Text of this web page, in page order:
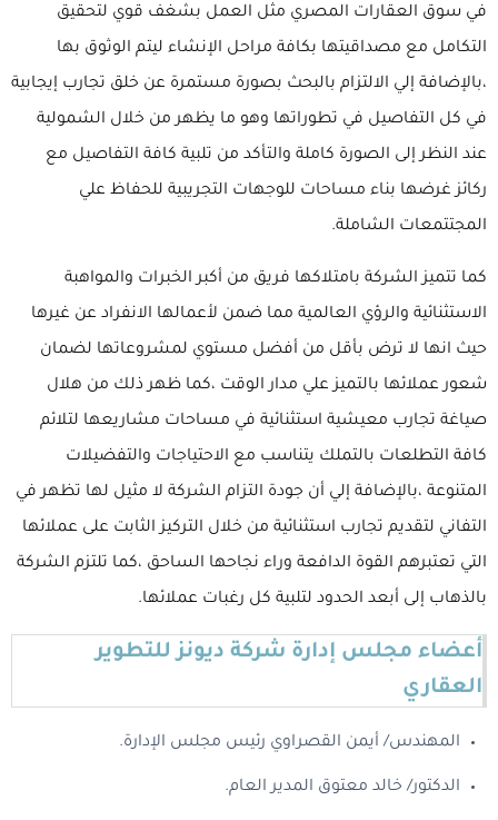
في سوق العقارات المصري مثل العمل بشغف قوي لتحقيق
التكامل مع مصداقيتها بكافة مراحل الإنشاء ليتم الوثوق بها
،بالإضافة إلي الالتزام بالبحث بصورة مستمرة عن خلق تجارب إيجابية
في كل التفاصيل في تطوراتها وهو ما يظهر من خلال الشمولية
عند النظر إلى الصورة كاملة والتأكد من تلبية كافة التفاصيل مع
ركائز غرضها بناء مساحات للوجهات التجريبية للحفاظ علي
المجتتمعات الشاملة.
كما تتميز الشركة بامتلاكها فريق من أكبر الخبرات والمواهبة
الاستثنائية والرؤي العالمية مما ضمن لأعمالها الانفراد عن غيرها
حيث انها لا ترض بأقل من أفضل مستوي لمشروعاتها لضمان
شعور عملائها بالتميز علي مدار الوقت ،كما ظهر ذلك من هلال
صياغة تجارب معيشية استثنائية في مساحات مشاريعها لتلائم
كافة التطلعات بالتملك يتناسب مع الاحتياجات والتفضيلات
المتنوعة ،بالإضافة إلي أن جودة التزام الشركة لا مثيل لها تظهر في
التفاني لتقديم تجارب استثنائية من خلال التركيز الثابت على عملائها
التي تعتبرهم القوة الدافعة وراء نجاحها الساحق ،كما تلتزم الشركة
بالذهاب إلى أبعد الحدود لتلبية كل رغبات عملائها.
أعضاء مجلس إدارة شركة ديونز للتطوير
العقاري
المهندس/ أيمن القصراوي رئيس مجلس الإدارة.
الدكتور/ خالد معتوق المدير العام.